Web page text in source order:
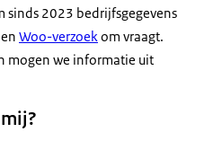
sinds 2023 bedrijfsgegevens
Woo-verzoekom vraagt.
mogen we informatie uit